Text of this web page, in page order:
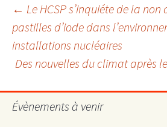
Navigation
des
articles
← Le HCSP s’inquiéte de la
pastilles d’iode dans
installations nucléaires
Des nouvelles du climat après
Évènements à venir